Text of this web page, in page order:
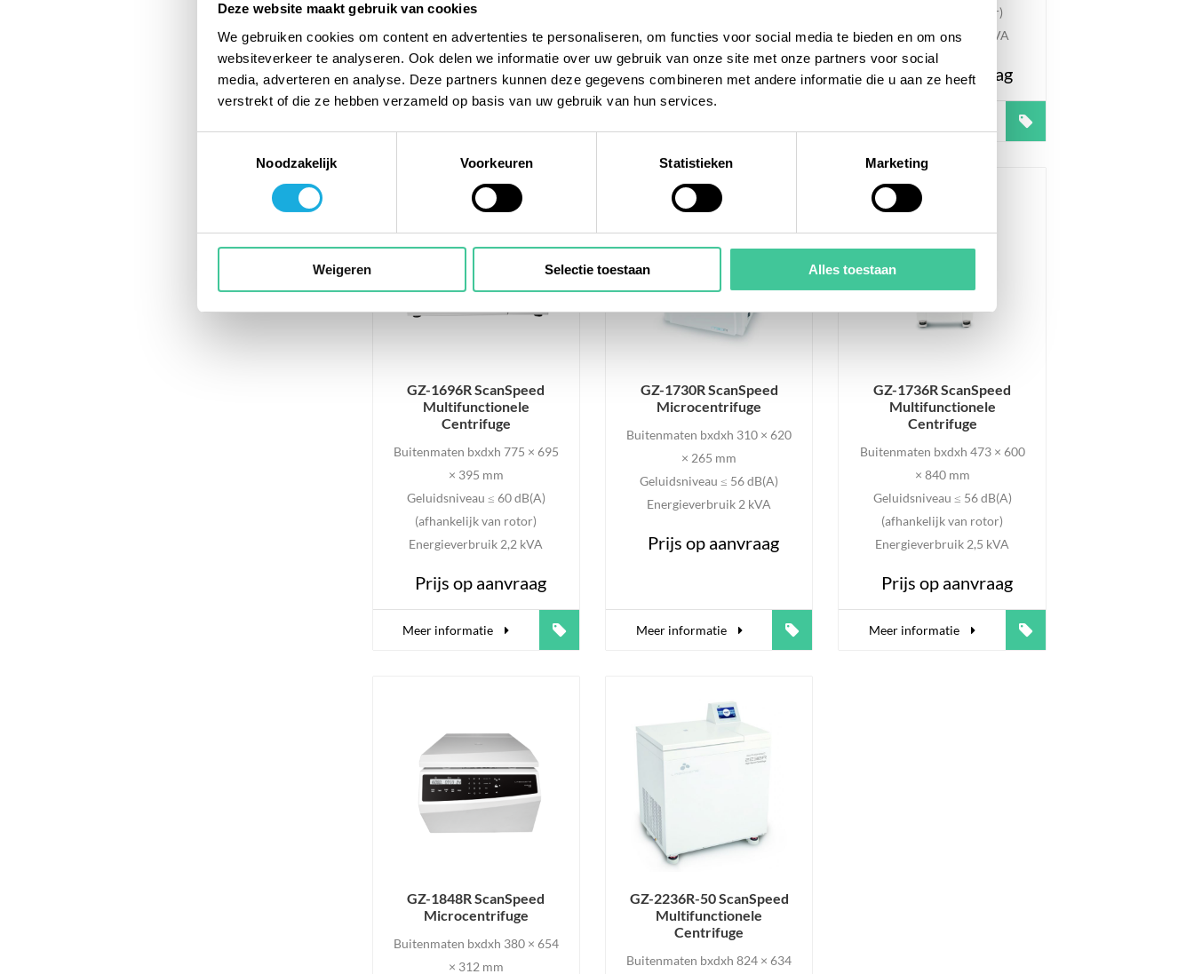
Deze website maakt gebruik van cookies
We gebruiken cookies om content en advertenties te personaliseren, om functies voor social media te bieden en om ons
websiteverkeer te analyseren. Ook delen we informatie over uw gebruik van onze site met onze partners voor social
media, adverteren en analyse. Deze partners kunnen deze gegevens combineren met andere informatie die u aan ze heeft
verstrekt of die ze hebben verzameld op basis van uw gebruik van hun services.
Noodzakelijk
Voorkeuren Statistieken Marketing
Weigeren Selectie toestaan Alles toestaan
Energieverbruik 450 VA
Prijs op aanvraag
Energieverbruik 1,5 kVA
Prijs op aanvraag
(afhankelijk van rotor)
Energieverbruik 2,5 kVA
Prijs op aanvraag
GZ-1696R ScanSpeed
Multifunctionele
Centrifuge
Buitenmaten bxdxh 775 × 695
× 395 mm
Geluidsniveau ≤ 60 dB(A)
(afhankelijk van rotor)
Energieverbruik 2,2 kVA
Prijs op aanvraag
Meer informatie
GZ-1730R ScanSpeed
Microcentrifuge
Buitenmaten bxdxh 310 × 620
× 265 mm
Geluidsniveau ≤ 56 dB(A)
Energieverbruik 2 kVA
Prijs op aanvraag
Meer informatie
GZ-1736R ScanSpeed
Multifunctionele
Centrifuge
Buitenmaten bxdxh 473 × 600
× 840 mm
Geluidsniveau ≤ 56 dB(A)
(afhankelijk van rotor)
Energieverbruik 2,5 kVA
Prijs op aanvraag
Meer informatie
GZ-1848R ScanSpeed
Microcentrifuge
Buitenmaten bxdxh 380 × 654
× 312 mm
GZ-2236R-50 ScanSpeed
Multifunctionele
Centrifuge
Buitenmaten bxdxh 824 × 634